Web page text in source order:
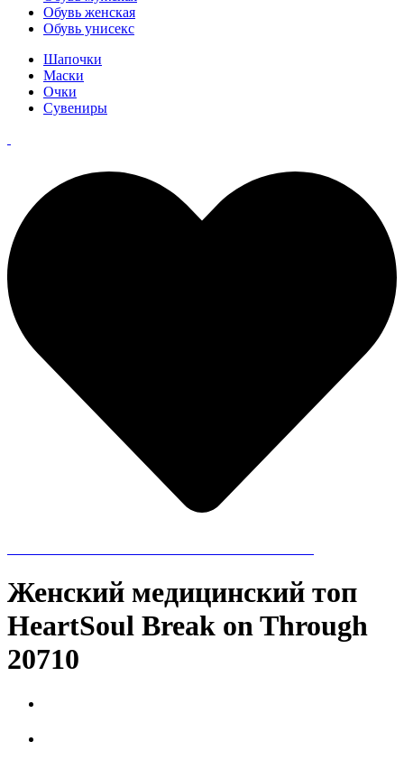
Обувь женская
Обувь унисекс
Шапочки
Маски
Очки
Сувениры
Женский медицинский топ
HeartSoul Break on Through
20710